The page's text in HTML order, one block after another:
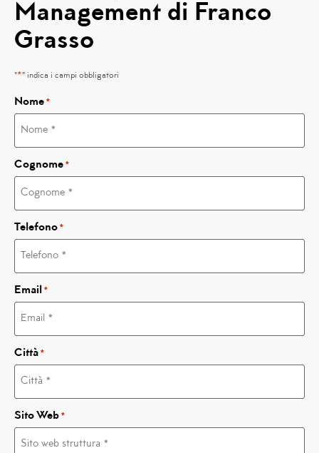
Management di Franco
Grasso
"*" indica i campi obbligatori
Nome *
Cognome *
Telefono *
Email *
Città *
Sito Web *